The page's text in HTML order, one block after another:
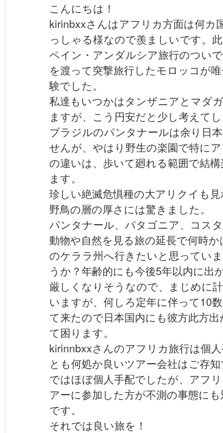
こんにちは！
kirinbxxさんはアフリカ方面は何カ
っしゃる様なので羨ましいです。
ペイン・アンダルシア旅行のつい
を渡って突撃旅行したモロッコが
験でした。
私達もいつかはタンザニアとマダ
ますが、こう円安だと少し考えて
ブラジルのパンタナールは余り日
せんが、やはり野生の楽園で特に
の違いは、歩いて廻れる範囲で結
ます。
珍しい絶滅危惧種の大アリクイも
野鳥の層の厚さには驚きました。
パンタナール、パタゴニア、コス
動物や自然を見る旅の延長で何時
のケララ州へ行きたいと思ってい
うか？年齢的にも今後5年以内に出
厳しくなりそうなので、まじめに
いますが、何しろ定年に伴って10
て来たので日本国内にも彼方此方
て困ります。
kirinnbxxさんのアフリカ旅行は個
とも何処か良いツアー会社はご存
ではほぼ個人手配でしたが、アフ
アーに参加した方が不測の事態に
です。
それでは良い旅を！